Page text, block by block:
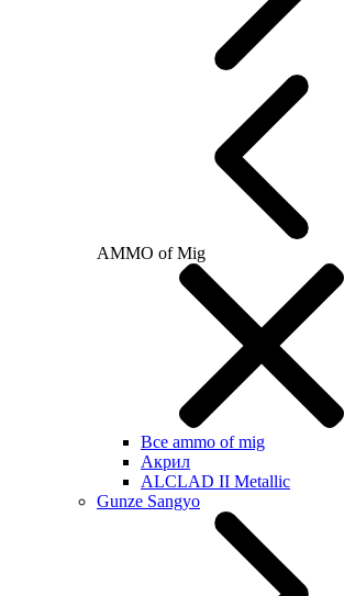
AMMO of Mig
Все ammo of mig
Акрил
ALCLAD II Metallic
Gunze Sangyo